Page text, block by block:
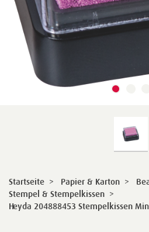
Startseite > Papier & Karton >
Stempel & Stempelkissen >
Heyda 204888453 Stempelkissen